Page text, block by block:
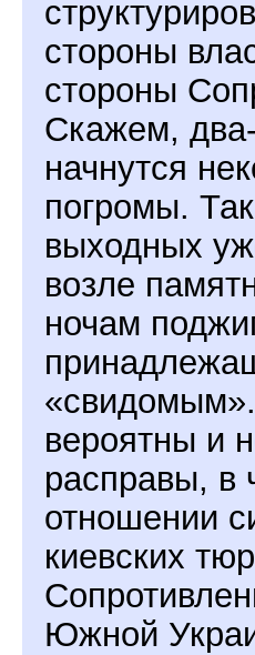
стороны
стороны
Скажем,
начнутся
погромы.
выходных
возле
ночам
вероятны и
расправы, в
отношении
киевских
Южной